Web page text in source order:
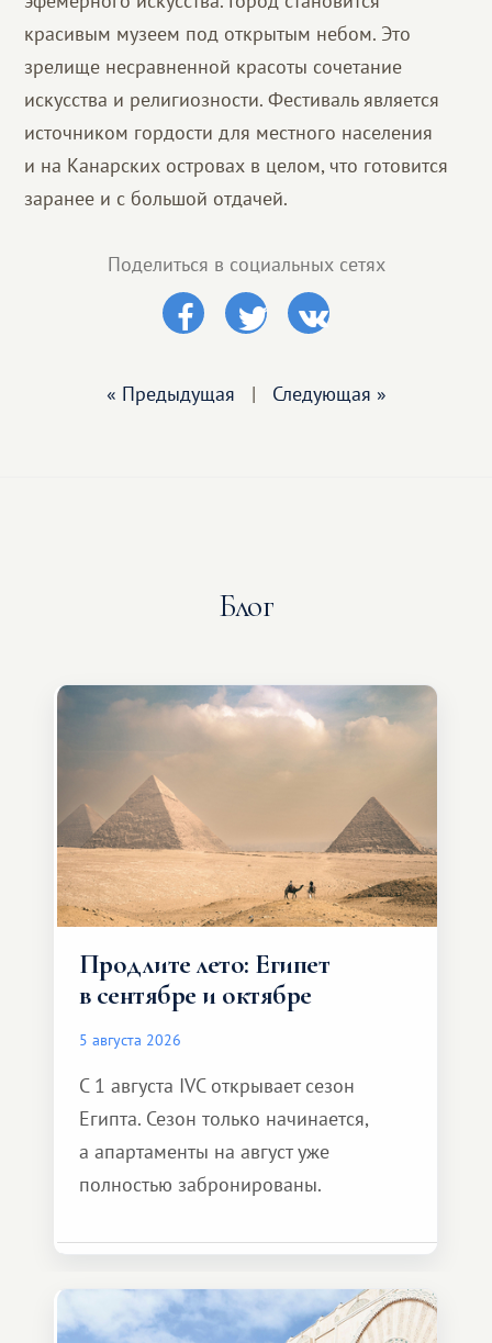
красивым музеем под открытым небом. Это
зрелище несравненной красоты сочетание
искусства и религиозности. Фестиваль является
источником гордости для местного населения
и на Канарских островах в целом, что готовится
заранее и с большой отдачей.
Поделиться в социальных сетях
« Предыдущая | Следующая »
Блог
Продлите лето: Египет
в сентябре и октябре
5 августа 2026
С 1 августа IVC открывает сезон
Египта. Сезон только начинается,
а апартаменты на август уже
полностью забронированы.